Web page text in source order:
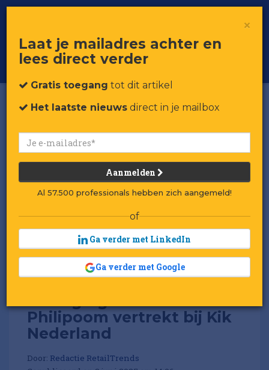
Voor professionals in retail & brands
Toggle
Philipoom vertrekt bij Kik
Nederland
Door: Redactie RetailTrends
×
Laat je mailadres achter en
lees direct verder
Gratis toegang tot dit artikel
Het laatste nieuws direct in je mailbox
Aanmelden
Al 57.500 professionals hebben zich aangemeld!
of
Ga verder met LinkedIn
Ga verder met Google